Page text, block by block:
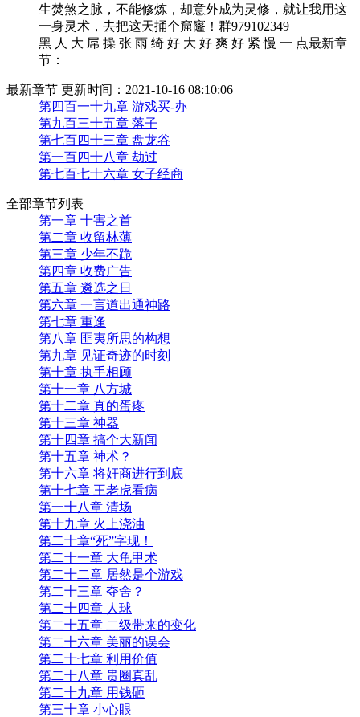
生焚煞之脉，不能修炼，却意外成为灵修，就让我用这
一身灵术，去把这天捅个窟窿！群979102349
黑 人 大 屌 操 张 雨 绮 好 大 好 爽 好 紧 慢 一 点最新章
节：
最新章节 更新时间：2021-10-16 08:10:06
第四百一十九章 游戏买-办
第九百三十五章 落子
第七百四十三章 盘龙谷
第一百四十八章 劫过
第七百七十六章 女子经商
全部章节列表
第一章 十害之首
第二章 收留林薄
第三章 少年不跪
第四章 收费广告
第五章 遴选之日
第六章 一言道出通神路
第七章 重逢
第八章 匪夷所思的构想
第九章 见证奇迹的时刻
第十章 执手相顾
第十一章 八方城
第十二章 真的蛋疼
第十三章 神器
第十四章 搞个大新闻
第十五章 神术？
第十六章 将奸商进行到底
第十七章 王老虎看病
第一十八章 清场
第十九章 火上浇油
第二十章“死”字现！
第二十一章 大龟甲术
第二十二章 居然是个游戏
第二十三章 夺舍？
第二十四章 人球
第二十五章 二级带来的变化
第二十六章 美丽的误会
第二十七章 利用价值
第二十八章 贵圈真乱
第二十九章 用钱砸
第三十章 小心眼